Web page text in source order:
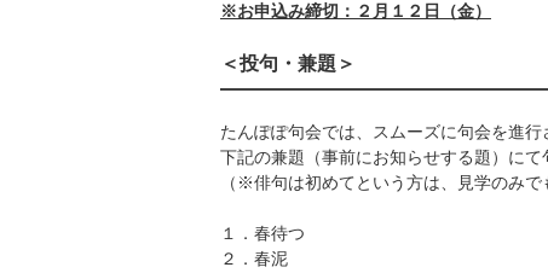
※お申込み締切：２月１２日（金）
＜投句・兼題＞
たんぽぽ句会では、スムーズに句会を進
下記の兼題（事前にお知らせする題）にて
（※俳句は初めてという方は、見学のみで
１．春待つ
２．春泥